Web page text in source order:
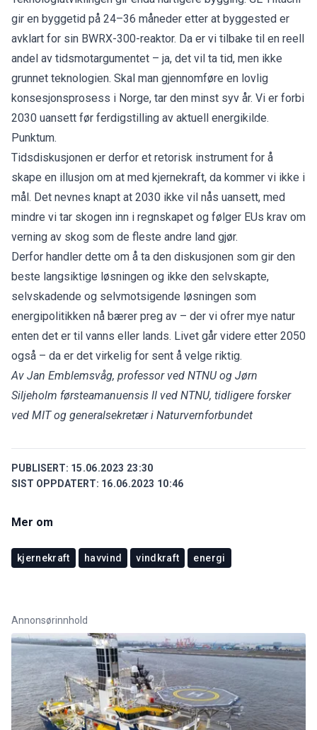
gir en byggetid på 24–36 måneder etter at byggested er
avklart for sin BWRX-300-reaktor. Da er vi tilbake til en reell
andel av tidsmotargumentet – ja, det vil ta tid, men ikke
grunnet teknologien. Skal man gjennomføre en lovlig
konsesjonsprosess i Norge, tar den minst syv år. Vi er forbi
2030 uansett før ferdigstilling av aktuell energikilde.
Punktum.
Tidsdiskusjonen er derfor et retorisk instrument for å
skape en illusjon om at med kjernekraft, da kommer vi ikke i
mål. Det nevnes knapt at 2030 ikke vil nås uansett, med
mindre vi tar skogen inn i regnskapet og følger EUs krav om
verning av skog som de fleste andre land gjør.
Derfor handler dette om å ta den diskusjonen som gir den
beste langsiktige løsningen og ikke den selvskapte,
selvskadende og selvmotsigende løsningen som
energipolitikken nå bærer preg av – der vi ofrer mye natur
enten det er til vanns eller lands. Livet går videre etter 2050
også – da er det virkelig for sent å velge riktig.
Av Jan Emblemsvåg, professor ved NTNU og Jørn
Siljeholm førsteamanuensis II ved NTNU, tidligere forsker
ved MIT og generalsekretær i Naturvernforbundet
PUBLISERT: 15.06.2023 23:30
SIST OPPDATERT: 16.06.2023 10:46
Mer om
kjernekraft havvind vindkraft energi
Annonsørinnhold